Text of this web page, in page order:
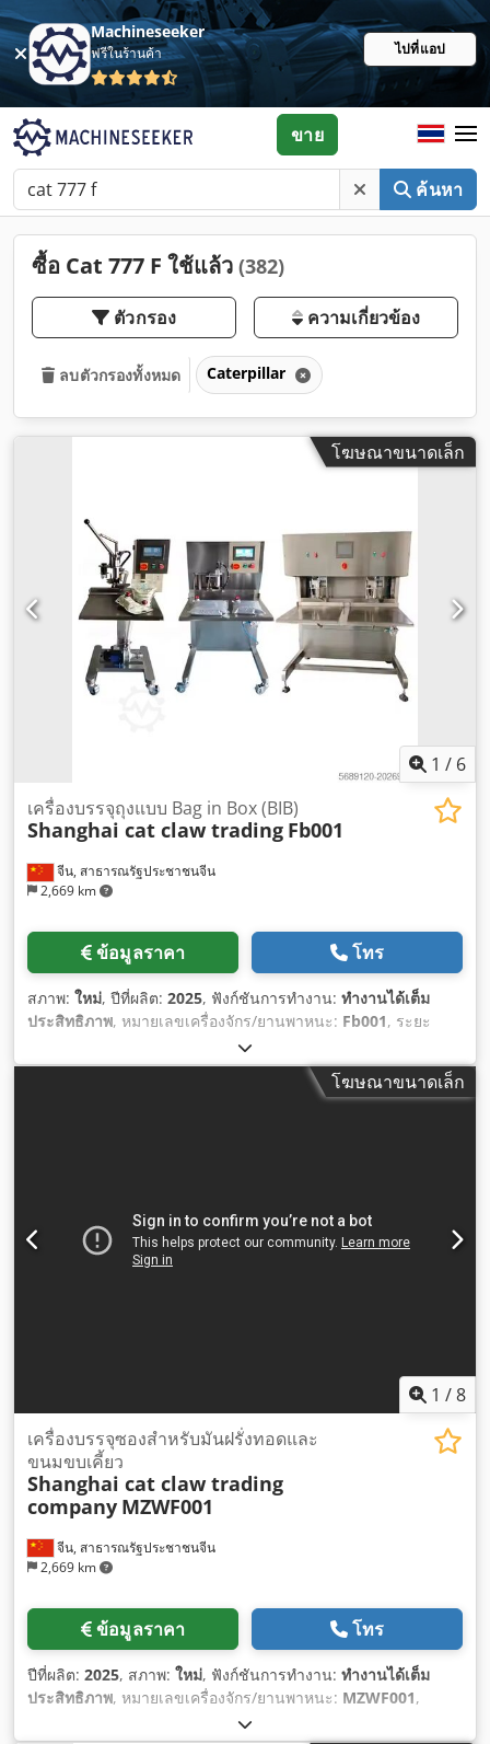
Machineseeker
ฟรีในร้านค้า ไปที่แอป
ค้นหา
ขาย
ซื้อ Cat 777 F ใช้แล้ว (382)
ตัวกรอง ความเกี่ยวข้อง
ลบตัวกรองทั้งหมด Caterpillar
โฆษณาขนาดเล็ก
1 / 6
จีน, สาธารณรัฐประชาชนจีน
2,669 km
เครื่องบรรจุถุงแบบ Bag in Box (BIB)
Shanghai cat claw trading Fb001
ข้อมูลราคา โทร
สภาพ: ใหม่, ปีที่ผลิต: 2025, ฟังก์ชันการทำงาน: ทำงานได้เต็ม
ประสิทธิภาพ, หมายเลขเครื่องจักร/ยานพาหนะ: Fb001, ระยะ
, ความสูงรวม:
ทั้งหมด:800 มม, ความยาวทั้งหมด:1,100 มม, ประเภทกระแส
100 กก. , กำลังของเซอร์โว
โฆษณาขนาดเล็ก
1 /8
จีน, สาธารณรัฐประชาชนจีน
2,669 km
เครื่องบรรจุซองสำหรับมันฝรั่งทอดและ
ขนมขบเคี้ยว
Shanghai cat claw trading
company MZWF001
ข้อมูลราคา โทร
ปีที่ผลิต: 2025, สภาพ: ใหม่, ฟังก์ชันการทำงาน: ทำงานได้เต็ม
ประสิทธิภาพ, หมายเลขเครื่องจักร/ยานพาหนะ: MZWF001,